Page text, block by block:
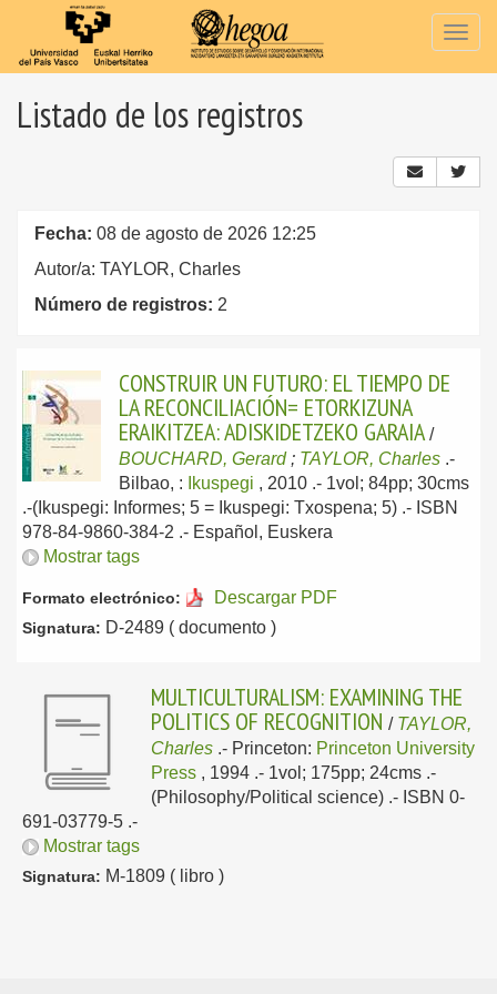
Listado de los registros
Fecha: 08 de agosto de 2026 12:25
Autor/a: TAYLOR, Charles
Número de registros: 2
CONSTRUIR UN FUTURO: EL TIEMPO DE
LA RECONCILIACIÓN= ETORKIZUNA
ERAIKITZEA: ADISKIDETZEKO GARAIA /
BOUCHARD, Gerard; TAYLOR, Charles .-
Bilbao, :
Ikuspegi , 2010 .- 1vol; 84pp; 30cms
.-(Ikuspegi: Informes; 5 = Ikuspegi: Txospena; 5) .- ISBN
978-84-9860-384-2 .- Español, Euskera
Mostrar tags
Formato electrónico: Descargar PDF
Signatura: D-2489 ( documento )
MULTICULTURALISM: EXAMINING THE
POLITICS OF RECOGNITION / TAYLOR,
Charles .- Princeton: Princeton University
Press , 1994 .- 1vol; 175pp; 24cms .-
(Philosophy/Political science) .- ISBN 0-
691-03779-5 .-
Mostrar tags
Signatura: M-1809 ( libro )